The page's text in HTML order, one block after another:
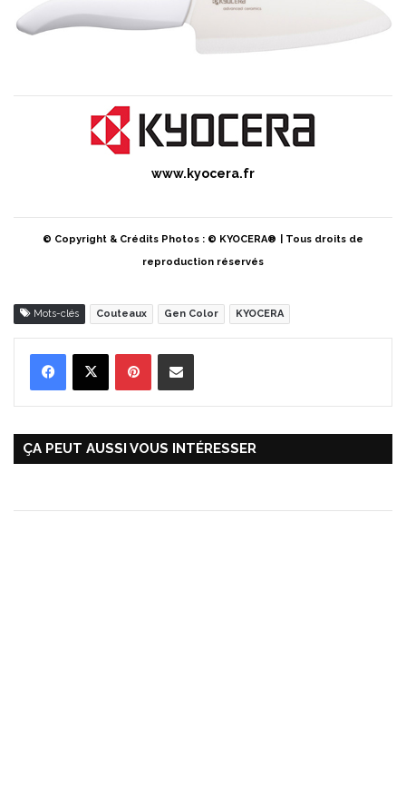
www.kyocera.fr
© Copyright & Crédits Photos : © KYOCERA®
| Tous droits de
reproduction réservés
Mots-clés Couteaux Gen Color KYOCERA
ÇA PEUT AUSSI VOUS INTÉRESSER